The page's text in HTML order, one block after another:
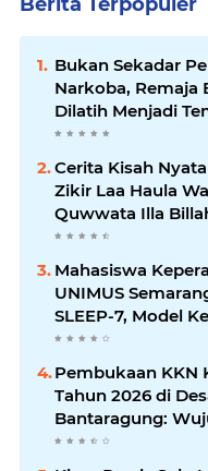
Bukan Sekadar
Narkoba, Remaja
Dilatih Menjadi
yang Aman bagi
Cerita Kisah
Zikir Laa Haula
Quwwata Illa
dan Membawa
Kambing
Mahasiswa
UNIMUS
SLEEP-7, Model
Digital Hibrida
untuk Tingkatkan
Pasien Hipertensi
Pembukaan KKN
Tahun 2026 di
Bantaragung:
Perguruan Tinggi
Pemberdayaan